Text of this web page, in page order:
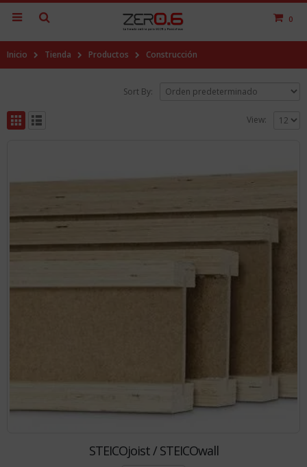
0
Inicio Tienda Productos Construcción
Sort By:
View:
STEICOjoist / STEICOwall